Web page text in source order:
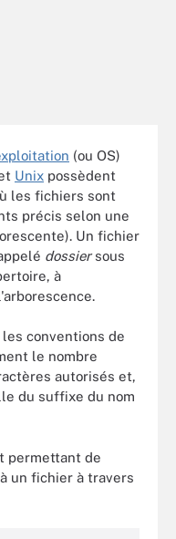
(ou OS)
Unix possèdent
les fichiers sont
précis selon une
Un fichier
dossiersous
à
conventions de
le nombre
autorisés et,
du suffixe du nom
permettant de
un fichier à travers